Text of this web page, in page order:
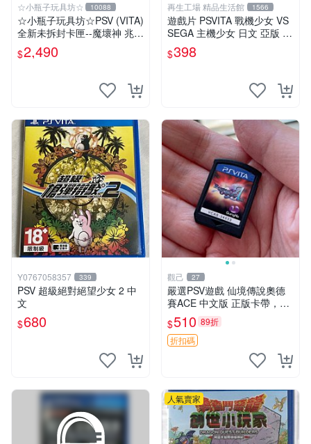
☆小瓶子玩具坊☆ 10088
☆小瓶子玩具坊☆PSV (VITA)
全新未拆封卡匣--魔壞神 兆力
翁 Trader 店舖特典通常版
+特典--美術集
$2,490
再生工場 精品生活館 1566
遊戲片 PSVITA 戰機少女 VS
SEGA 主機少女 日文 亞版 再
生工場 01
$398
Y0767058357 339
PSV 超級絕對絕望少女 2 中
文
$680
觀己 27
嚴選PSV遊戲 仙境傳說奧德
賽ACE 中文版 正版卡帶，讀
盤順暢 盤面乾淨 合適收藏或
自用 PSV 主機 游戲卡帶 仙境
傳說
$510 89折
折扣碼
人氣賣家